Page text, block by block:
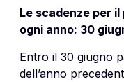
Le scadenze per
ogni anno: 30
Entro il 30 giugno
dell’anno